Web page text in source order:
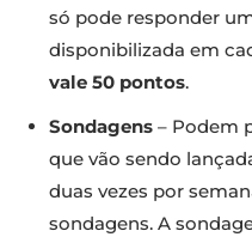
só pode responder
disponibilizada em
vale 50 pontos.
Sondagens – Podem
que vão sendo
duas vezes por
sondagens. A